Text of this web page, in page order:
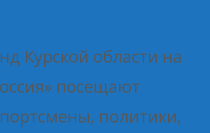
Курской области на
посещают
политики,